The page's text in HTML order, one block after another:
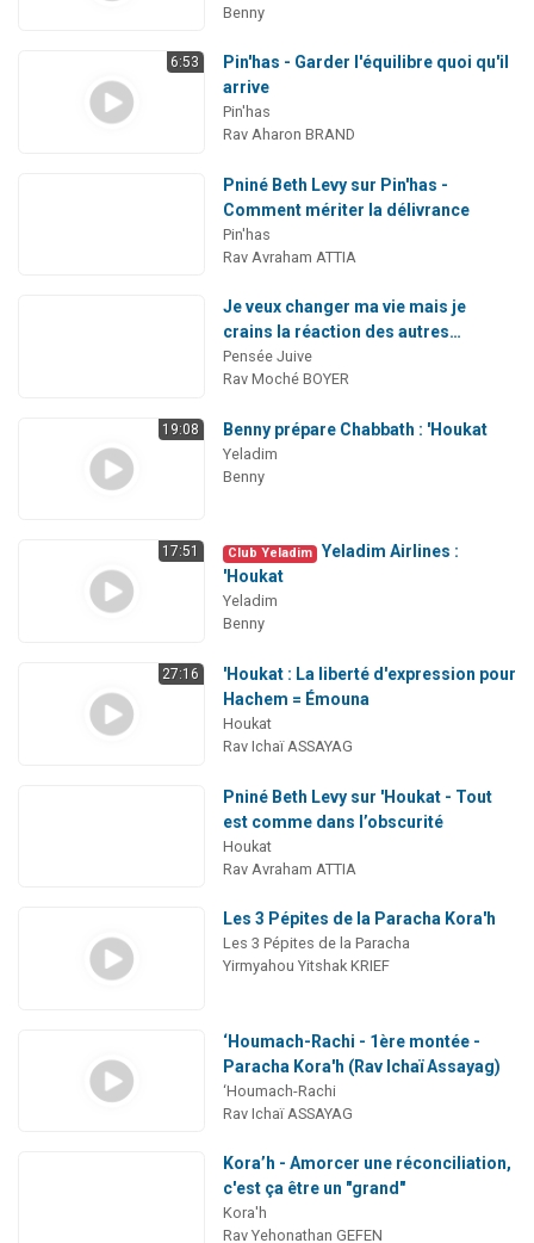
Benny
6:53
Pin'has - Garder l'équilibre quoi qu'il
arrive
Pin'has
Rav Aharon BRAND
Pniné Beth Levy sur Pin'has -
Comment mériter la délivrance
Pin'has
Rav Avraham ATTIA
Je veux changer ma vie mais je
crains la réaction des autres…
Pensée Juive
Rav Moché BOYER
19:08 Benny prépare Chabbath : 'Houkat
Yeladim
Benny
17:51 Club Yeladim
Yeladim Airlines :
'Houkat
Yeladim
Benny
27:16
'Houkat : La liberté d'expression pour
Hachem = Émouna
Houkat
Rav Ichaï ASSAYAG
Pniné Beth Levy sur 'Houkat - Tout
est comme dans l’obscurité
Houkat
Rav Avraham ATTIA
Les 3 Pépites de la Paracha Kora'h
Les 3 Pépites de la Paracha
Yirmyahou Yitshak KRIEF
‘Houmach-Rachi - 1ère montée -
Paracha Kora'h (Rav Ichaï Assayag)
‘Houmach-Rachi
Rav Ichaï ASSAYAG
Kora’h - Amorcer une réconciliation,
c'est ça être un "grand"
Kora'h
Rav Yehonathan GEFEN